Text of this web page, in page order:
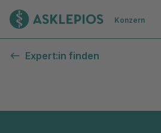
Zur Startseite
Konzern
Expert:in finden